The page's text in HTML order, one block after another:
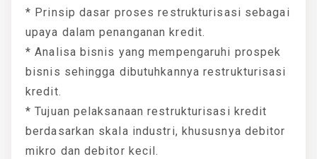
* Prinsip dasar proses restrukturisasi sebagai
upaya dalam penanganan kredit.
* Analisa bisnis yang mempengaruhi prospek
bisnis sehingga dibutuhkannya restrukturisasi
kredit.
* Tujuan pelaksanaan restrukturisasi kredit
berdasarkan skala industri, khususnya debitor
mikro dan debitor kecil.